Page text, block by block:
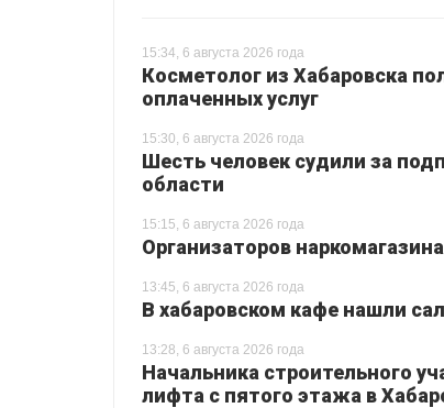
15:34, 6 августа 2026 года
Косметолог из Хабаровска
оплаченных услуг
15:30, 6 августа 2026 года
Шесть человек судили за
области
15:15, 6 августа 2026 года
Организаторов
13:45, 6 августа 2026 года
В хабаровском кафе нашли
13:28, 6 августа 2026 года
Начальника строительного
лифта с пятого этажа в